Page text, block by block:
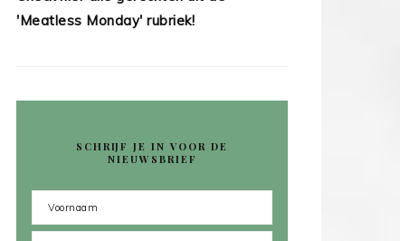
'Meatless Monday' rubriek!
SCHRIJF JE IN VOOR DE
NIEUWSBRIEF